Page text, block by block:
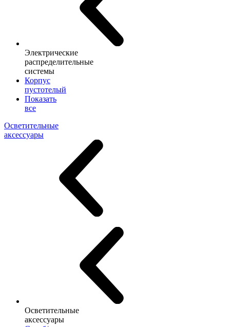
Электрические
распределительные
системы
Корпус
пустотелый
Показать
все
Осветительные
аксессуары
Осветительные
аксессуары